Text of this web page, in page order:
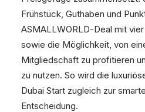
Frühstück, Guthaben und
ASMALLWORLD-Deal mit
sowie die Möglichkeit, von
Mitgliedschaft zu profitieren
zu nutzen. So wird die
Dubai Start zugleich zur
Entscheidung.